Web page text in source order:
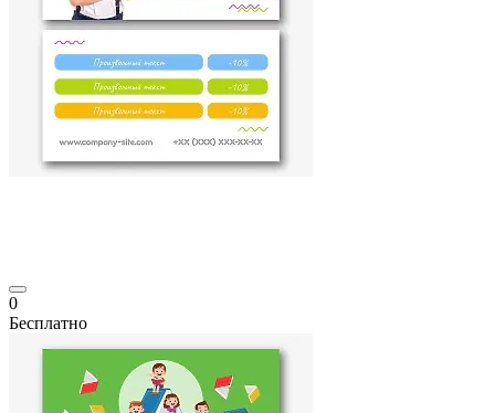
0
Бесплатно